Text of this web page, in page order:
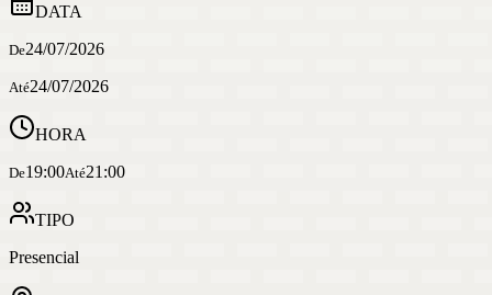
DATA
De24/07/2026
Até24/07/2026
HORA
De19:00Até21:00
TIPO
Presencial